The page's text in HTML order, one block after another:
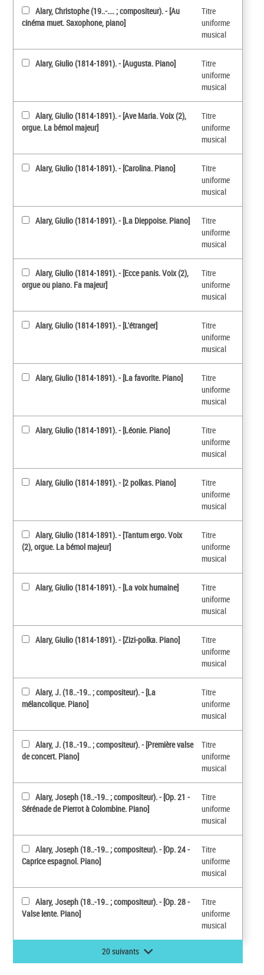
Alary, Christophe (19..-.... ; compositeur). - [Au
cinéma muet. Saxophone, piano]
Titre
uniforme
musical
Alary, Giulio (1814-1891). - [Augusta. Piano]
Titre
uniforme
musical
Alary, Giulio (1814-1891). - [Ave Maria. Voix (2),
orgue. La bémol majeur]
Titre
uniforme
musical
Alary, Giulio (1814-1891). - [Carolina. Piano]
Titre
uniforme
musical
Alary, Giulio (1814-1891). - [La Dieppoise. Piano]
Titre
uniforme
musical
Alary, Giulio (1814-1891). - [Ecce panis. Voix (2),
orgue ou piano. Fa majeur]
Titre
uniforme
musical
Alary, Giulio (1814-1891). - [L'étranger]
Titre
uniforme
musical
Alary, Giulio (1814-1891). - [La favorite. Piano]
Titre
uniforme
musical
Alary, Giulio (1814-1891). - [Léonie. Piano]
Titre
uniforme
musical
Alary, Giulio (1814-1891). - [2 polkas. Piano]
Titre
uniforme
musical
Alary, Giulio (1814-1891). - [Tantum ergo. Voix
(2), orgue. La bémol majeur]
Titre
uniforme
musical
Alary, Giulio (1814-1891). - [La voix humaine]
Titre
uniforme
musical
Alary, Giulio (1814-1891). - [Zizi-polka. Piano]
Titre
uniforme
musical
Alary, J. (18..-19.. ; compositeur). - [La
mélancolique. Piano]
Titre
uniforme
musical
Alary, J. (18..-19.. ; compositeur). - [Première valse
de concert. Piano]
Titre
uniforme
musical
Alary, Joseph (18..-19.. ; compositeur). - [Op. 21 -
Sérénade de Pierrot à Colombine. Piano]
Titre
uniforme
musical
Alary, Joseph (18..-19.. ; compositeur). - [Op. 24 -
Caprice espagnol. Piano]
Titre
uniforme
musical
Alary, Joseph (18..-19.. ; compositeur). - [Op. 28 -
Valse lente. Piano]
Titre
uniforme
musical
20 suivants